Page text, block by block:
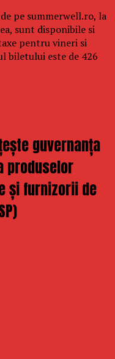
pe summerwell.ro, la
sunt disponibile si
pentru vineri si
biletului este de 426
guvernanța
produselor
și furnizorii de